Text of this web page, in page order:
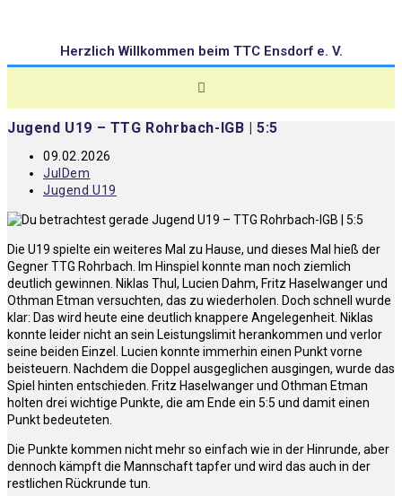
Herzlich Willkommen beim TTC Ensdorf e. V.
Jugend U19 – TTG Rohrbach-IGB | 5:5
09.02.2026
JulDem
Jugend U19
Die U19 spielte ein weiteres Mal zu Hause, und dieses Mal hieß der
Gegner TTG Rohrbach. Im Hinspiel konnte man noch ziemlich
deutlich gewinnen. Niklas Thul, Lucien Dahm, Fritz Haselwanger und
Othman Etman versuchten, das zu wiederholen. Doch schnell wurde
klar: Das wird heute eine deutlich knappere Angelegenheit. Niklas
konnte leider nicht an sein Leistungslimit herankommen und verlor
seine beiden Einzel. Lucien konnte immerhin einen Punkt vorne
beisteuern. Nachdem die Doppel ausgeglichen ausgingen, wurde das
Spiel hinten entschieden. Fritz Haselwanger und Othman Etman
holten drei wichtige Punkte, die am Ende ein 5:5 und damit einen
Punkt bedeuteten.
Die Punkte kommen nicht mehr so einfach wie in der Hinrunde, aber
dennoch kämpft die Mannschaft tapfer und wird das auch in der
restlichen Rückrunde tun.